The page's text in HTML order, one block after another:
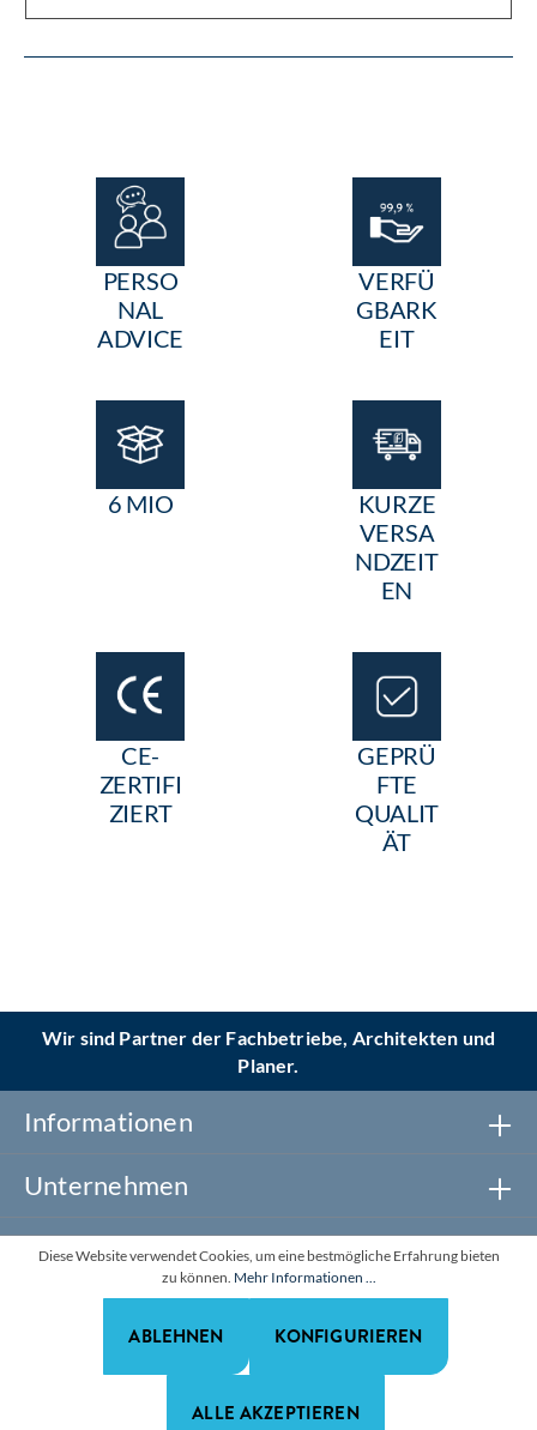
PERSO
NAL
ADVICE
VERFÜ
GBARK
EIT
6 MIO
KURZE
VERSA
NDZEIT
EN
CE-
ZERTIFI
ZIERT
GEPRÜ
FTE
QUALIT
ÄT
Wir sind Partner der Fachbetriebe, Architekten und
Planer.
Informationen
Unternehmen
Newsletter abonnieren
*Alle Preise zzgl. gesetzl. Mehrwertsteuer. Alle Rechte
vorbehalten.
Diese Website verwendet Cookies, um eine bestmögliche Erfahrung bieten
zu können. Mehr Informationen ...
ABLEHNEN KONFIGURIEREN
ALLE AKZEPTIEREN